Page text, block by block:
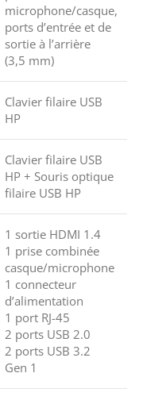
microphone/casque,
ports d’entrée et de
sortie à l’arrière
(3,5 mm)
Clavier filaire USB
HP
Clavier filaire USB
HP + Souris optique
filaire USB HP
1 sortie HDMI 1.4
1 prise combinée
casque/microphone
1 connecteur
d’alimentation
1 port RJ-45
2 ports USB 2.0
2 ports USB 3.2
Gen 1